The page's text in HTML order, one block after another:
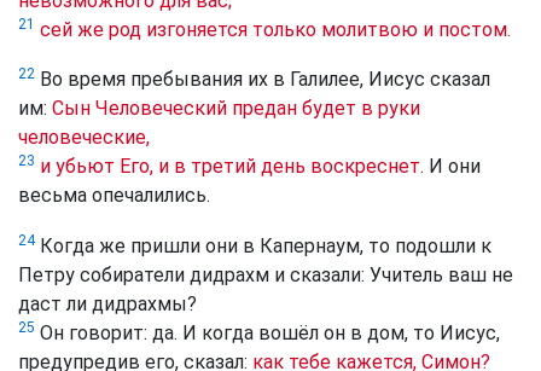
21 сей же род изгоняется только молитвою и постом.
22 Во время пребывания их в Галилее, Иисус сказал
им: Сын Человеческий предан будет в руки
человеческие,
23 и убьют Его, и в третий день воскреснет. И они
весьма опечалились.
24Когда же пришли они в Капернаум, то подошли к
Петру собиратели дидрахм и сказали: Учитель ваш не
даст ли дидрахмы?
25 Он говорит: да. И когда вошёл он в дом, то Иисус,
предупредив его, сказал: как тебе кажется, Симон?